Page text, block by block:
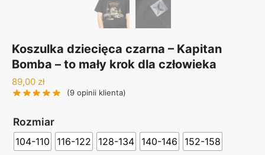
Koszulka dziecięca czarna – Kapitan
Bomba – to mały krok dla człowieka
89,00 zł
(9 opinii klienta)
Rozmiar
104-110 116-122 128-134 140-146 152-158